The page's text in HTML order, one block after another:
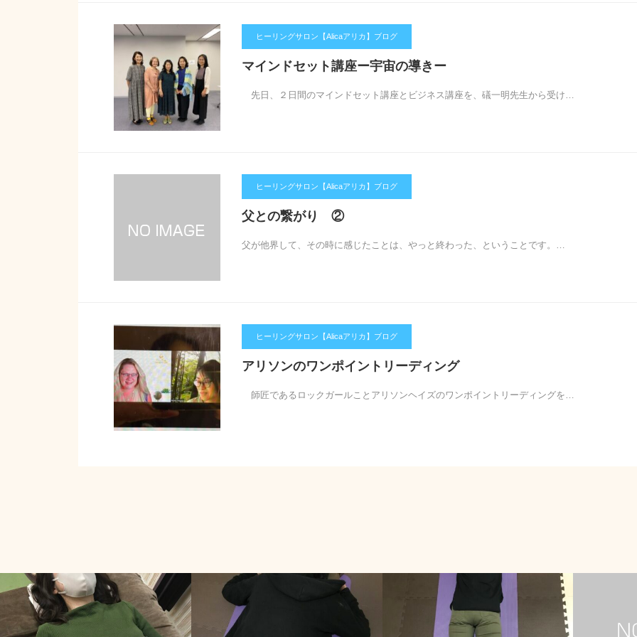
ヒーリングサロン【Alicaアリカ】ブログ
マインドセット講座ー宇宙の導きー
先日、２日間のマインドセット講座とビジネス講座を、礒一明先生から受け…
ヒーリングサロン【Alicaアリカ】ブログ
父との繋がり ②
父が他界して、その時に感じたことは、やっと終わった、ということです。…
ヒーリングサロン【Alicaアリカ】ブログ
アリソンのワンポイントリーディング
師匠であるロックガールことアリソンヘイズのワンポイントリーディングを…